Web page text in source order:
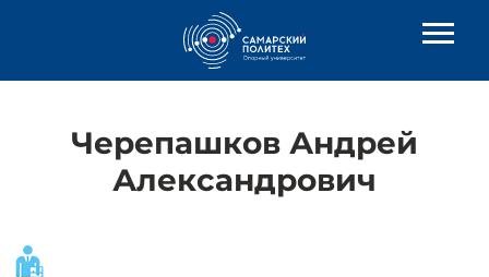
Черепашков Андрей
Александрович